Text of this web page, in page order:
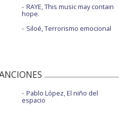
RAYE, This music may contain
hope.
Siloé, Terrorismo emocional
Pablo López, El niño del
espacio